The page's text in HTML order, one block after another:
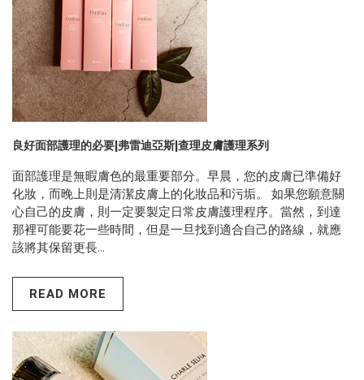
良好面部護理的必要|弗雷迪亞斯|查理皮膚護理系列
面部護理是無暇膚色的最重要部分。早晨，您的皮膚已準備好
化妝，而晚上則是清潔皮膚上的化妝品和污垢。 如果您願意關
心自己的皮膚，則一定要製定日常皮膚護理程序。當然，到達
那裡可能要花一些時間，但是一旦找到適合自己的路線，就應
該將其保留更長...
READ MORE